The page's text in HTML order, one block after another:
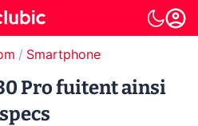
Smartphone
Pro fuitent ainsi